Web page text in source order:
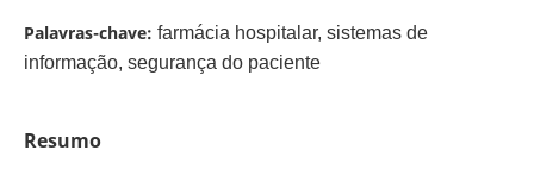
Palavras-chave: farmácia hospitalar, sistemas de
informação, segurança do paciente
Resumo